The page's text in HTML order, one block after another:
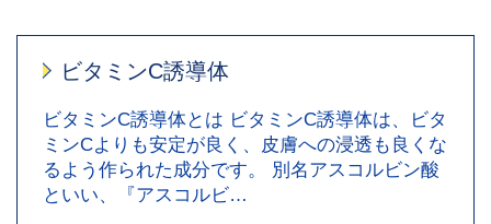
ビタミンC誘導体
ビタミンC誘導体とは ビタミンC誘導体は、ビタ
ミンCよりも安定が良く、皮膚への浸透も良くな
るよう作られた成分です。 別名アスコルビン酸
といい、『アスコルビ…